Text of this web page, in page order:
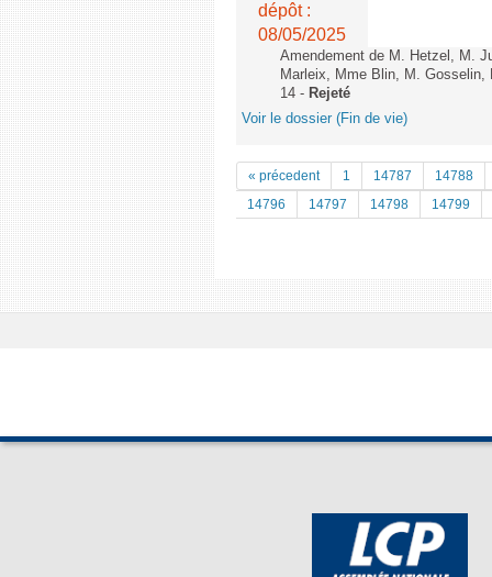
dépôt :
08/05/2025
Amendement de M. Hetzel, M.
Marleix, Mme Blin, M.
14 - Rejeté
Voir le dossier (Fin de vie)
« précedent 1 14787
14788
14796
14797 14798 14799